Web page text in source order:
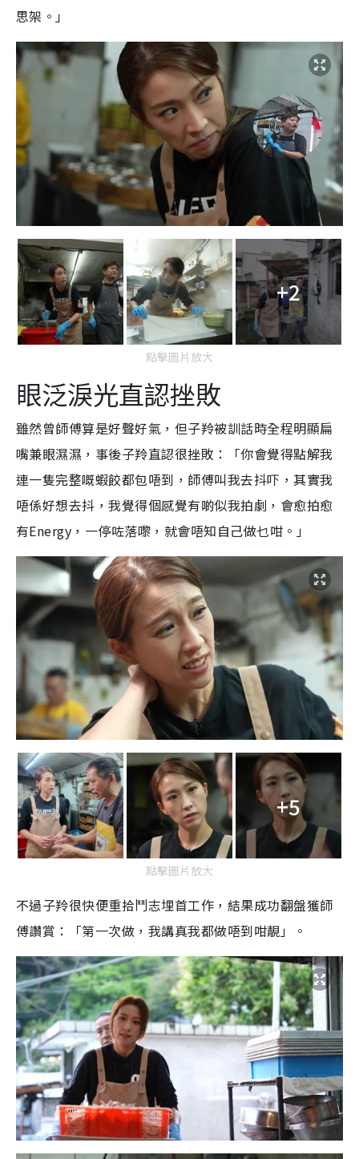
思架。」
+2
點擊圖片放大
眼泛淚光直認挫敗
雖然曾師傅算是好聲好氣，但子羚被訓話時全程明顯扁
嘴兼眼濕濕，事後子羚直認很挫敗：「你會覺得點解我
連一隻完整嘅蝦餃都包唔到，師傅叫我去抖吓，其實我
唔係好想去抖，我覺得個感覺有啲似我拍劇，會愈拍愈
有Energy，一停咗落嚟，就會唔知自己做乜咁。」
+5
點擊圖片放大
不過子羚很快便重拾鬥志埋首工作，結果成功翻盤獲師
傅讚賞：「第一次做，我講真我都做唔到咁靚」。